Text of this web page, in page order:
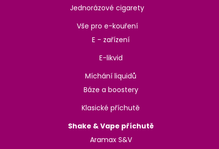
Jednorázové cigarety
Vše pro e-kouření
E - zařízení
E-likvid
Míchání liquidů
Báze a boostery
Klasické příchutě
Shake & Vape příchutě
Aramax S&V